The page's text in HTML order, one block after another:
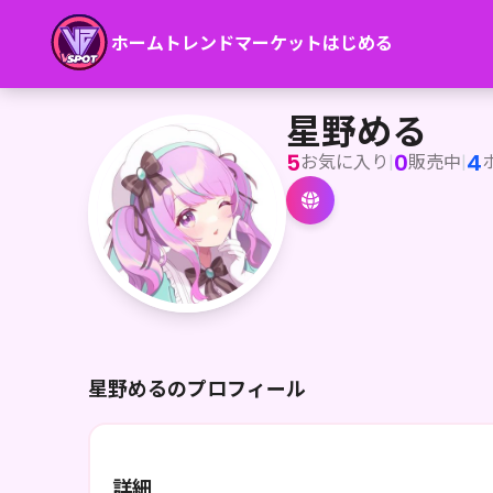
ホーム トレンドマーケットはじめる
星野める
星野める
5お気に入り |0販売中|4
星野めるのプロフィール